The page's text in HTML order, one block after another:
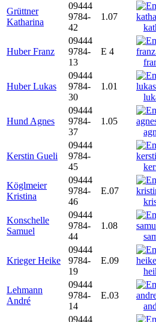
Grüttner
Katharina
09444
9784-
42
1.07
Huber Franz
09444
9784-
13
E 4
Huber Lukas
09444
9784-
30
1.01
Hund Agnes
09444
9784-
37
1.05
Kerstin Gueli
09444
9784-
45
Köglmeier
Kristina
09444
9784-
46
E.07
Konschelle
Samuel
09444
9784-
44
1.08
Krieger Heike
09444
9784-
19
E.09
Lehmann
André
09444
9784-
14
E.03
09444